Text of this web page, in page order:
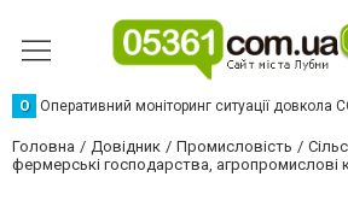
О Оперативний моніторинг ситуації довкола
Головна Довідник Промисловість
фермерські господарства, агропромислові